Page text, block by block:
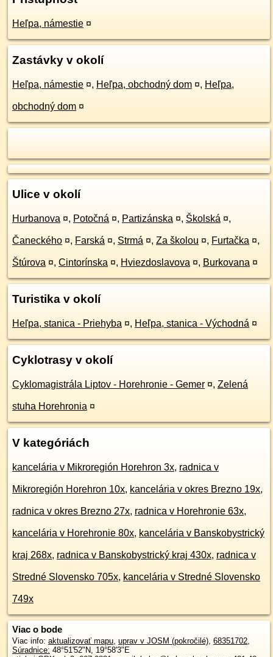
Heľpa, námestie ¤
Zastávky v okolí
Heľpa, námestie ¤, Heľpa, obchodný dom ¤, Heľpa,
obchodný dom ¤
Ulice v okolí
Hurbanova ¤, Potočná ¤, Partizánska ¤, Školská ¤,
Čaneckého ¤, Farská ¤, Strmá ¤, Za školou ¤, Furtačka ¤,
Štúrova ¤, Cintorínska ¤, Hviezdoslavova ¤, Burkovana ¤
Turistika v okolí
Heľpa, stanica - Priehyba ¤, Heľpa, stanica - Východná ¤
Cyklotrasy v okolí
Cyklomagistrála Liptov - Horehronie - Gemer ¤, Zelená
stuha Horehronia ¤
V kategóriách
kancelária v Mikroregión Horehron 3x, radnica v
Mikroregión Horehron 10x, kancelária v okres Brezno 19x,
radnica v okres Brezno 27x, radnica v Horehronie 63x,
kancelária v Horehronie 80x, kancelária v Banskobystrický
kraj 268x, radnica v Banskobystrický kraj 430x, radnica v
Stredné Slovensko 705x, kancelária v Stredné Slovensko
749x
Viac o bode
Viac info: aktualizovať mapu, uprav v JOSM (pokročilé), 68351702,
Súradnice: 48°51'52"N, 19°58'3"E